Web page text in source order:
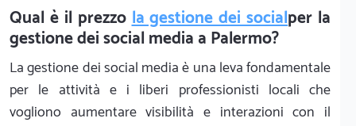
Qual è il prezzola gestione dei socialper la
gestione dei social media a Palermo?
La gestione dei social media è una leva fondamentale
per le attività e i liberi professionisti locali che
vogliono aumentare visibilità e interazioni con il